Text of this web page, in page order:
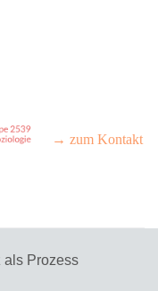
→ zum Kontakt
als Prozess